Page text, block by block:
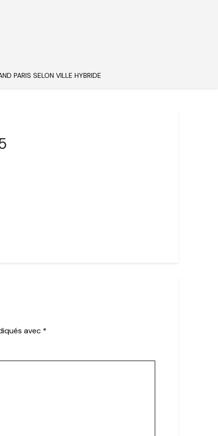
PARIS SELON VILLE HYBRIDE
avec *